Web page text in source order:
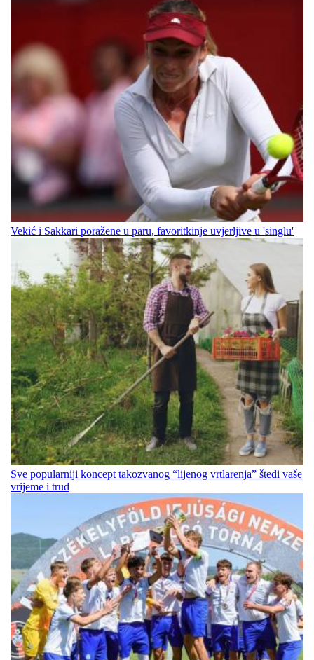
Vekić i Sakkari poražene u paru, favoritkinje uvjerljive u 'singlu'
Sve popularniji koncept takozvanog “lijenog vrtlarenja” štedi vaše
vrijeme i trud